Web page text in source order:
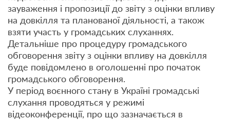
зауваження і пропозиції до звіту з оцінки впливу
на довкілля та планованої діяльності, а також
взяти участь у громадських слуханнях.
Детальніше про процедуру громадського
обговорення звіту з оцінки впливу на довкілля
буде повідомлено в оголошенні про початок
громадського обговорення.
У період воєнного стану в Україні громадські
слухання проводяться у режимі
відеоконференції, про що зазначається в